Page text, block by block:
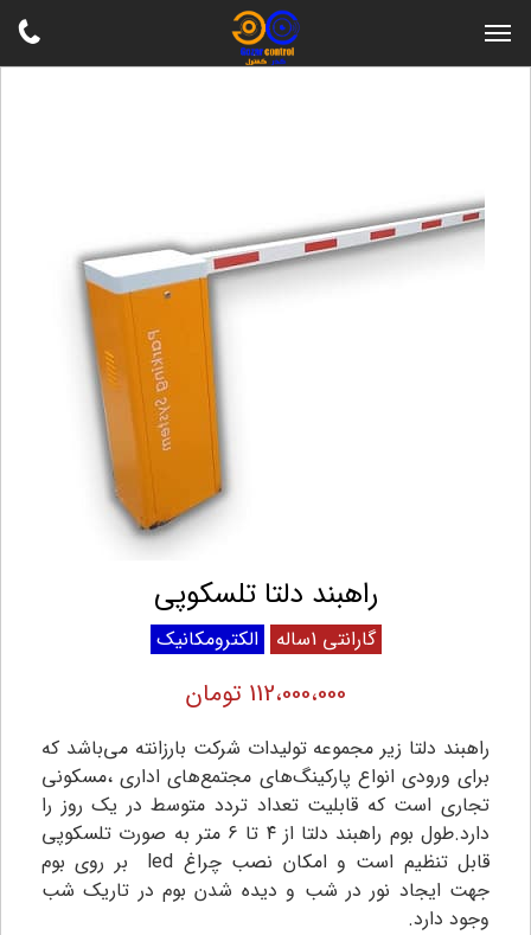
راهبند دلتا تلسکوپی
گارانتی 1ساله الکترومکانیک
112،000،000 تومان
راهبند دلتا زیر مجموعه تولیدات شرکت بارزانته می‌باشد که
برای ورودی انواع پارکینگ‌های مجتمع‌های اداری ،مسکونی
تجاری است که قابلیت تعداد تردد متوسط در یک روز را
دارد.
طول بوم راهبند دلتا از ۴ تا ۶ متر به صورت تلسکوپی
قابل تنظیم است و امکان نصب چراغ led بر روی بوم
جهت ایجاد نور در شب و دیده شدن بوم در تاریک شب
وجود دارد.